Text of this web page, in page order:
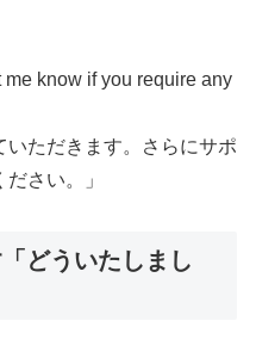
know if you require any
いただきます。さらにサポ
さい。」
どういたしまし